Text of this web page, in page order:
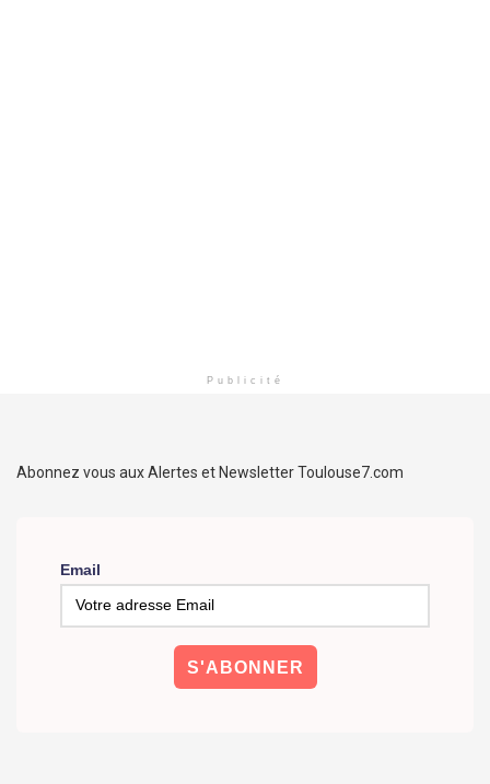
Publicité
Abonnez vous aux Alertes et Newsletter Toulouse7.com
Email